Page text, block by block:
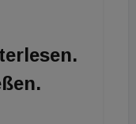
Grundlage
Erweiterung
klassischen